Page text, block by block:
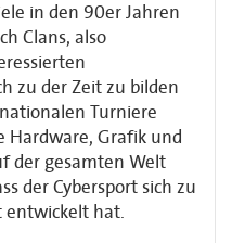
in den 90er Jahren
Clans, also
zu der Zeit zu bilden
Turniere
Hardware, Grafik und
der gesamten Welt
der Cybersport sich zu
entwickelt hat.